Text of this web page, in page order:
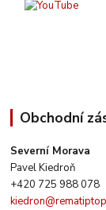
Obchodní
Severní Morava
Pavel Kiedroň
+420 725 988 078